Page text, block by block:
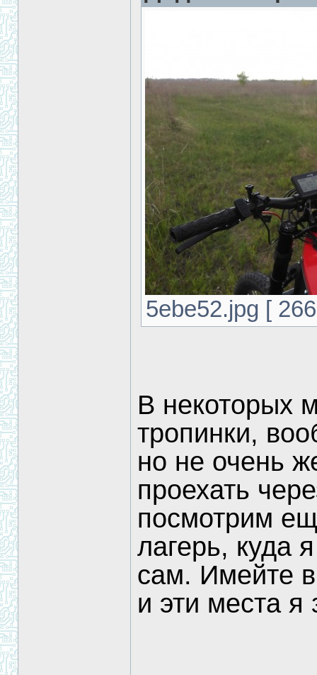
5ebe52.jpg [
В некоторых
тропинки,
но не очень
проехать
посмотрим
лагерь, куда
сам. Имейте
и эти места